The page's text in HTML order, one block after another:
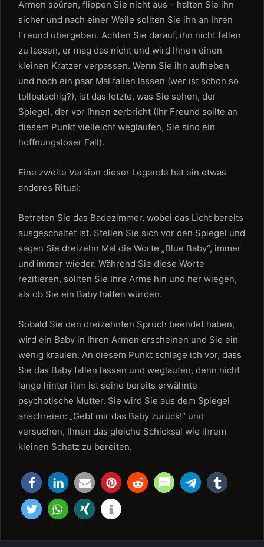
Armen spüren, flippen Sie nicht aus – halten Sie ihn
sicher und nach einer Weile sollten Sie ihn an Ihren
Freund übergeben. Achten Sie darauf, ihn nicht fallen
zu lassen, er mag das nicht und wird Ihnen einen
kleinen Kratzer verpassen. Wenn Sie ihn aufheben
und noch ein paar Mal fallen lassen (wer ist schon so
tollpatschig?), ist das letzte, was Sie sehen, der
Spiegel, der vor Ihnen zerbricht (Ihr Freund sollte an
diesem Punkt vielleicht weglaufen, Sie sind ein
hoffnungsloser Fall).
Eine zweite Version dieser Legende hat ein etwas
anderes Ritual:
Betreten Sie das Badezimmer, wobei das Licht bereits
ausgeschaltet ist. Stellen Sie sich vor den Spiegel und
sagen Sie dreizehn Mal die Worte „Blue Baby“, immer
und immer wieder. Während Sie diese Worte
rezitieren, sollten Sie Ihre Arme hin und her wiegen,
als ob Sie ein Baby halten würden.
Sobald Sie den dreizehnten Spruch beendet haben,
wird ein Baby in Ihren Armen erscheinen und Sie ein
wenig kraulen. An diesem Punkt schlage ich vor, dass
Sie das Baby fallen lassen und weglaufen, denn nicht
lange hinter ihm ist seine bereits erwähnte
psychotische Mutter. Sie wird Sie aus dem Spiegel
anschreien: „Gebt mir das Baby zurück!“ und
versuchen, Ihnen das gleiche Schicksal wie ihrem
kleinen Schatz zu bereiten.